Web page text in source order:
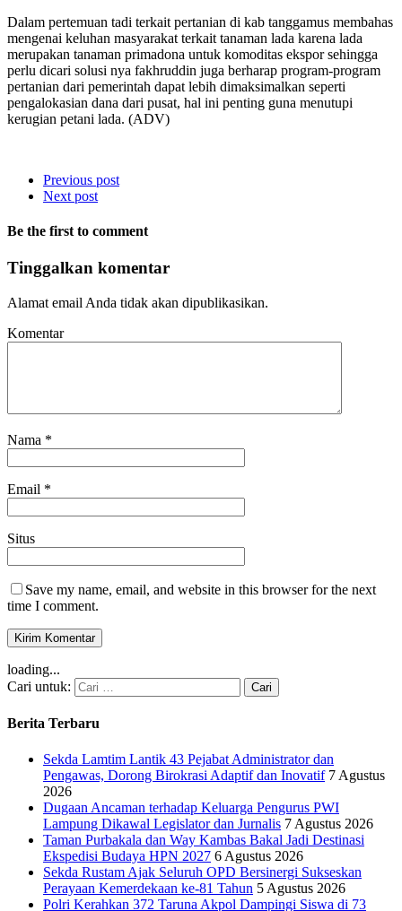
Dalam pertemuan tadi terkait pertanian di kab tanggamus membahas
mengenai keluhan masyarakat terkait tanaman lada karena lada
merupakan tanaman primadona untuk komoditas ekspor sehingga
perlu dicari solusi nya fakhruddin juga berharap program-program
pertanian dari pemerintah dapat lebih dimaksimalkan seperti
pengalokasian dana dari pusat, hal ini penting guna menutupi
kerugian petani lada. (ADV)
Previous post
Next post
Be the first to comment
Tinggalkan komentar
Alamat email Anda tidak akan dipublikasikan.
Komentar
Nama *
Email *
Situs
Save my name, email, and website in this browser for the next
time I comment.
loading...
Cari untuk:
Berita Terbaru
Sekda Lamtim Lantik 43 Pejabat Administrator dan
Pengawas, Dorong Birokrasi Adaptif dan Inovatif 7 Agustus
2026
Dugaan Ancaman terhadap Keluarga Pengurus PWI
Lampung Dikawal Legislator dan Jurnalis 7 Agustus 2026
Taman Purbakala dan Way Kambas Bakal Jadi Destinasi
Ekspedisi Budaya HPN 2027 6 Agustus 2026
Sekda Rustam Ajak Seluruh OPD Bersinergi Sukseskan
Perayaan Kemerdekaan ke-81 Tahun 5 Agustus 2026
Polri Kerahkan 372 Taruna Akpol Dampingi Siswa di 73